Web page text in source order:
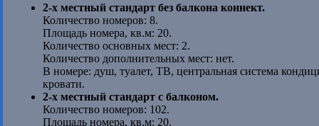
2-х местный стандарт без балкона коннект.
Количество номеров: 8.
Площадь номера, кв.м: 20.
Количество основных мест: 2.
Количество дополнительных мест: нет.
В номере: душ, туалет, ТВ, центральная система
кровати.
2-х местный стандарт с балконом.
Количество номеров: 102.
Площадь номера, кв.м: 20.